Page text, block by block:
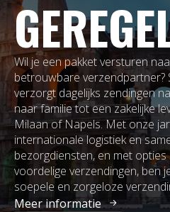
Wil je een pakket versturen
betrouwbare verzendpartner?
verzorgt dagelijks zendingen
naar familie tot een zakelijke
Milaan of Napels. Met onze
internationale logistiek en
bezorgdiensten, en met
voordelige verzendingen, ben
soepele en zorgeloze
Meer informatie